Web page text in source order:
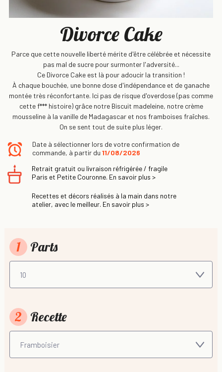
Divorce Cake
Parce que cette nouvelle liberté mérite d'être célébrée et nécessite
pas mal de sucre pour surmonter l'adversité...
Ce Divorce Cake est là pour adoucir la transition !
À chaque bouchée, une bonne dose d'indépendance et de ganache
montée très réconfortante. Ici pas de risque d'overdose (pas comme
cette f*** histoire) grâce notre Biscuit madeleine, notre crème
mousseline à la vanille de Madagascar et nos framboises fraîches.
On se sent tout de suite plus léger.
Date à sélectionner lors de votre confirmation de
commande, à partir du 11/08/2026
Retrait gratuit ou livraison réfrigérée / fragile
Paris et Petite Couronne. En savoir plus >
Recettes et décors réalisés à la main dans notre
atelier, avec le meilleur. En savoir plus >
1 Parts
2 Recette